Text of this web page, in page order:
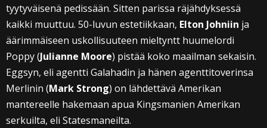
tyytyväisenä pedissään. Sitten parissa räjähdyksessä
kaikki muuttuu. 50-luvun estetiikkaan, Elton Johniin ja
äärimmäiseen uskollisuuteen mieltyntt huumelordi
Poppy (Julianne Moore) pistää koko maailman sekaisin.
Eggsyn, eli agentti Galahadin ja hänen agenttitoverinsa
Merlinin (Mark Strong) on lähdettävä Amerikan
mantereelle hakemaan apua Kingsmanien Amerikan
serkuilta, eli Statesmaneilta.